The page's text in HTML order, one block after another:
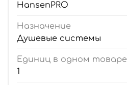
HansenPRO
Назначение
Душевые системы
Единиц в одном товаре
1